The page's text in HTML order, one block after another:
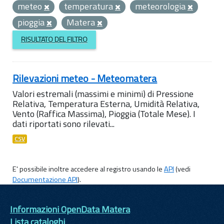
meteo
temperatura
meteorologia
pioggia
Matera
RISULTATO DEL FILTRO
Rilevazioni meteo - Meteomatera
Valori estremali (massimi e minimi) di Pressione
Relativa, Temperatura Esterna, Umidità Relativa,
Vento (Raffica Massima), Pioggia (Totale Mese). I
dati riportati sono rilevati...
CSV
E' possibile inoltre accedere al registro usando leAPI(vedi
Documentazione API).
Informazioni OpenData Matera